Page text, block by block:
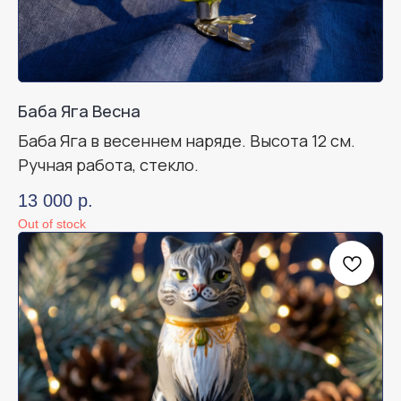
Баба Яга Весна
Баба Яга в весеннем наряде. Высота 12 см.
Ручная работа, стекло.
13 000 р.
Out of stock